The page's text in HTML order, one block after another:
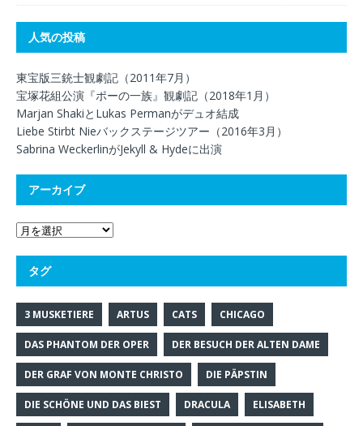
人気の投稿
東宝版三銃士観劇記（2011年7月）
宝塚花組公演『ポーの一族』観劇記（2018年1月）
Marjan ShakiとLukas Permanがデュオ結成
Liebe Stirbt Nieバックステージツアー（2016年3月）
Sabrina WeckerlinがJekyll & Hydeに出演
アーカイブ
タグ
3 MUSKETIERE ARTUS CATS CHICAGO
DAS PHANTOM DER OPER DER BESUCH DER ALTEN DAME
DER GRAF VON MONTE CHRISTO DIE PÄPSTIN
DIE SCHÖNE UND DAS BIEST DRACULA ELISABETH